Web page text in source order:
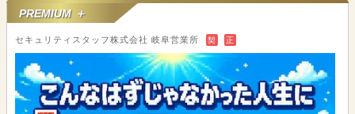
PREMIUM ＋
セキュリティスタッフ株式会社 岐阜営業所 契 正